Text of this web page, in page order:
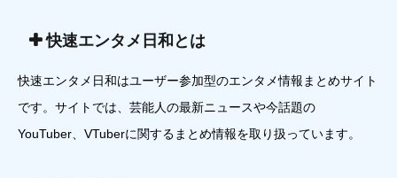
快速エンタメ日和とは
快速エンタメ日和はユーザー参加型のエンタメ情報まとめサイト
です。サイトでは、芸能人の最新ニュースや今話題の
YouTuber、VTuberに関するまとめ情報を取り扱っています。